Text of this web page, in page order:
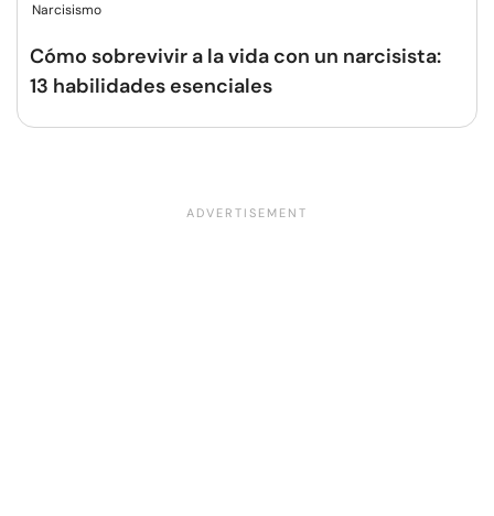
Narcisismo
Cómo sobrevivir a la vida con un narcisista:
13 habilidades esenciales